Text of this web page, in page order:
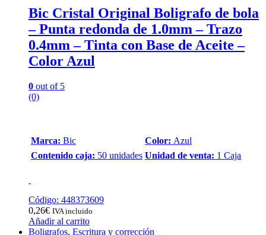
Bic Cristal Original Boligrafo de bola
– Punta redonda de 1.0mm – Trazo
0.4mm – Tinta con Base de Aceite –
Color Azul
0 out of 5
(0)
Marca: Bic Color: Azul
Contenido caja: 50 unidades Unidad de venta: 1 Caja
Código: 448373609
0,26€ IVA incluido
Añadir al carrito
Boligrafos, Escritura y corrección